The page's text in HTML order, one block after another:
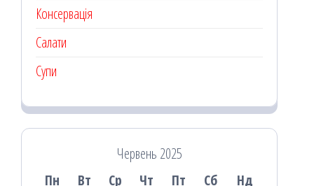
Консервація
Салати
Супи
Червень 2025
Пн
Вт Ср Чт Пт Сб
Нд